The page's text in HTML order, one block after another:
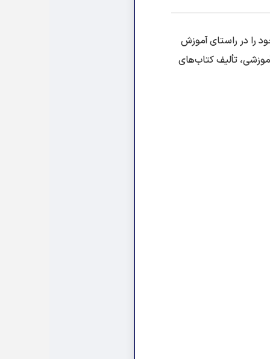
علمی-فرهنگی موج نور اصفهان، از سال ۱۳۸۴ فعالیت خود را در راستای آموزش
تألیف کتاب‌های